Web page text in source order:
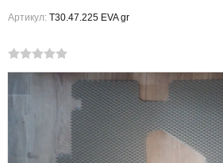
Артикул: Т30.47.225 EVA gr